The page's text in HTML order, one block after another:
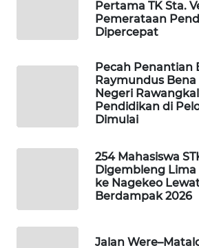
Pertama TK Sta.
Pemerataan
Dipercepat
Pecah Penantian
Raymundus
Negeri
Pendidikan di
Dimulai
254 Mahasiswa
Digembleng Lima
ke Nagekeo
Berdampak 2026
Jalan
DESA